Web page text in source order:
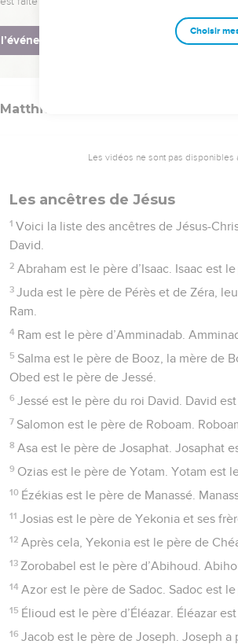
La Bible Du Semeur Copyright ©
Matthieu
Les vidéos ne sont pas disponibles
Les ancêtres de Jésus
1 Voici la liste des ancêtres de Jésus-
David.
2 Abraham est le père d’Isaac. Isaac est
3 Juda est le père de Pérès et de Zéra,
Ram.
4 Ram est le père d’Amminadab.
5 Salma est le père de Booz, la mère de
Obed est le père de Jessé.
6 Jessé est le père du roi David. David
7 Salomon est le père de Roboam.
8 Asa est le père de Josaphat. Josaphat
9 Ozias est le père de Yotam. Yotam est
10 Ézékias est le père de Manassé.
11 Josias est le père de Yekonia et ses
12 Après cela, Yekonia est le père de
13 Zorobabel est le père d’Abihoud.
14 Azor est le père de Sadoc. Sadoc est
15 Élioud est le père d’Éléazar. Éléazar
16 Jacob est le père de Joseph. Joseph a
Choisir